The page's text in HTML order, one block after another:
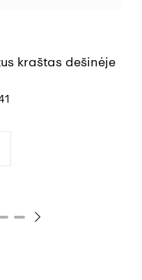
kraštas dešinėje